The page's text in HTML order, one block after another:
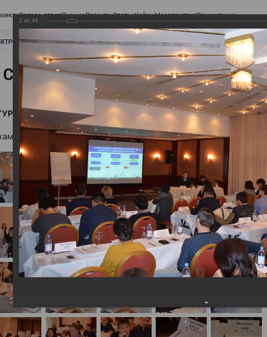
Вопрос-ответПисьмаПроектыСтатьиКейсыМероприятияПрезентации
СЧЕТА-ФАКТУРЫ. ВИРТУАЛЬНЫЙ СКЛАД.
ФАКТУРЫ. ВИРТУАЛЬНЫЙ
ВИРТУАЛЬНЫЙ СКЛАД.
2 из 44